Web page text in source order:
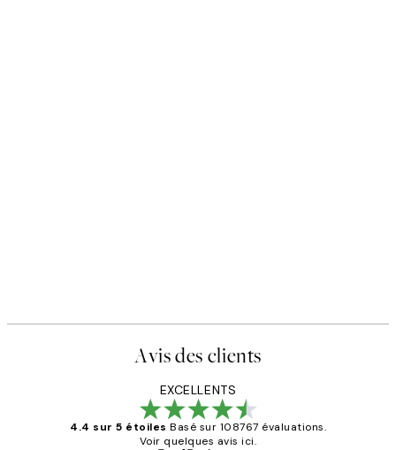
Avis des clients
EXCELLENTS
4.4 sur 5 étoiles Basé sur 108767 évaluations.
Voir quelques avis ici.